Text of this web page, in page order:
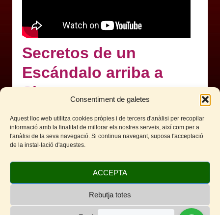
Consentiment de galetes
Aquest lloc web utilitza cookies pròpies i de tercers d'anàlisi per recopilar
informació amb la finalitat de millorar els nostres serveis, així com per a
l'anàlisi de la seva navegació. Si continua navegant, suposa l'acceptació
de la instal·lació d'aquestes.
ACCEPTA
Rebutja totes
Secretos de un
Escándalo arriba a
Sitges
Facebook
Twitter
WhatsApp
Telegram
EmailComparteix